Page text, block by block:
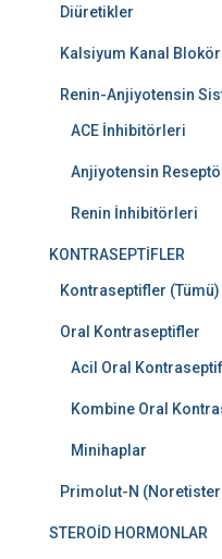
Diüretikler
Kalsiyum Kanal
Renin-Anjiyotensin
ACE İnhibitörleri
Anjiyotensin
Renin İnhibitörleri
KONTRASEPTİFLER
Kontraseptifler (Tümü)
Oral Kontraseptifler
Acil Oral
Kombine Oral
Minihaplar
Primolut-N
STEROİD HORMONLAR